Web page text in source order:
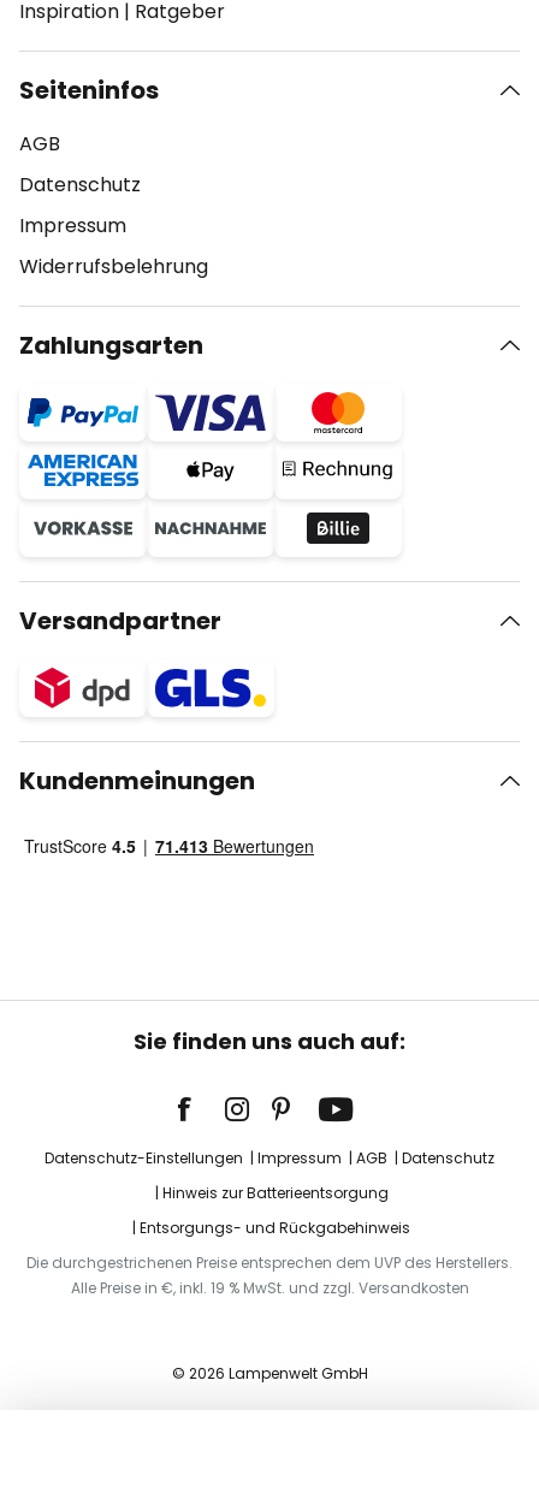
Inspiration | Ratgeber
Seiteninfos
AGB
Datenschutz
Impressum
Widerrufsbelehrung
Zahlungsarten
Versandpartner
Kundenmeinungen
Sie finden uns auch auf:
Datenschutz-Einstellungen Impressum AGB
Datenschutz
Hinweis zur Batterieentsorgung
Entsorgungs- und Rückgabehinweis
Die durchgestrichenen Preise entsprechen dem UVP des Herstellers.
Alle Preise in €, inkl. 19 % MwSt. und zzgl. Versandkosten
© 2026 Lampenwelt GmbH